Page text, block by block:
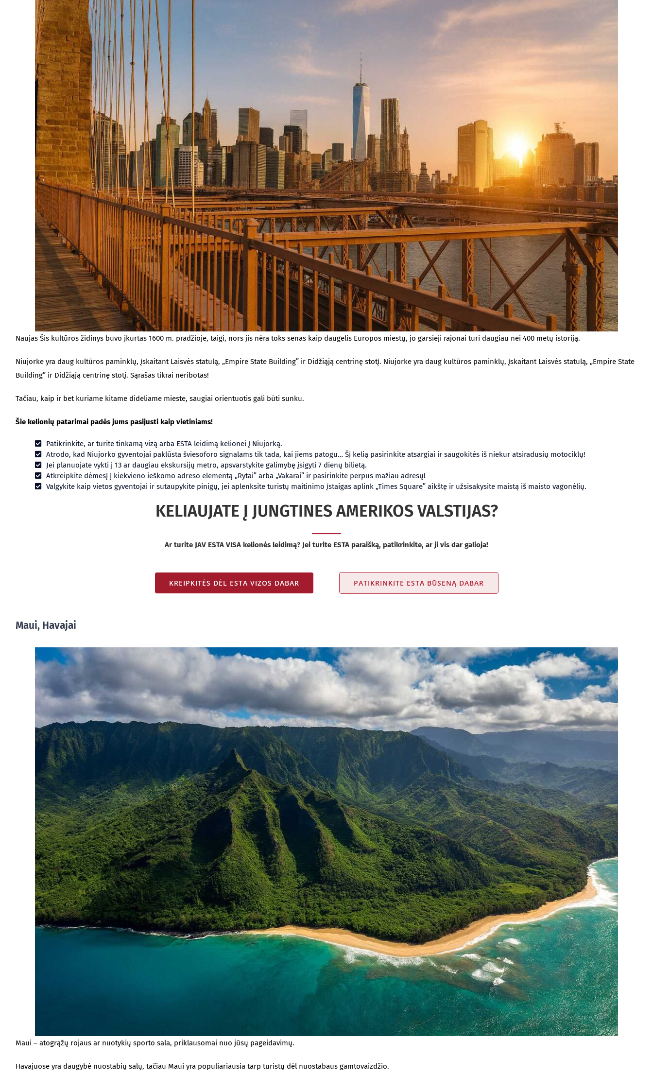
Naujas Šis kultūros židinys buvo įkurtas 1600 m. pradžioje, taigi, nors jis nėra toks senas kaip daugelis Europos miestų, jo garsieji rajonai turi daugiau nei 400 metų istoriją.
Niujorke yra daug kultūros paminklų, įskaitant Laisvės statulą, „Empire State Building” ir Didžiąją centrinę stotį. Niujorke yra daug kultūros paminklų, įskaitant Laisvės statulą, „Empire State
Building” ir Didžiąją centrinę stotį. Sąrašas tikrai neribotas!
Tačiau, kaip ir bet kuriame kitame dideliame mieste, saugiai orientuotis gali būti sunku.
Šie kelionių patarimai padės jums pasijusti kaip vietiniams!
Patikrinkite, ar turite tinkamą vizą arba ESTA leidimą kelionei į Niujorką.
Atrodo, kad Niujorko gyventojai paklūsta šviesoforo signalams tik tada, kai jiems patogu… Šį kelią pasirinkite atsargiai ir saugokitės iš niekur atsiradusių motociklų!
Jei planuojate vykti į 13 ar daugiau ekskursijų metro, apsvarstykite galimybę įsigyti 7 dienų bilietą.
Atkreipkite dėmesį į kiekvieno ieškomo adreso elementą „Rytai” arba „Vakarai” ir pasirinkite perpus mažiau adresų!
Valgykite kaip vietos gyventojai ir sutaupykite pinigų, jei aplenksite turistų maitinimo įstaigas aplink „Times Square” aikštę ir užsisakysite maistą iš maisto vagonėlių.
KELIAUJATE Į JUNGTINES AMERIKOS VALSTIJAS?
Ar turite JAV ESTA VISA kelionės leidimą? Jei turite ESTA paraišką, patikrinkite, ar ji vis dar galioja!
KREIPKITĖS DĖL ESTA VIZOS DABAR PATIKRINKITE ESTA BŪSENĄ DABAR
Maui, Havajai
Maui – atogrąžų rojaus ar nuotykių sporto sala, priklausomai nuo jūsų pageidavimų.
Havajuose yra daugybė nuostabių salų, tačiau Maui yra populiariausia tarp turistų dėl nuostabaus gamtovaizdžio.